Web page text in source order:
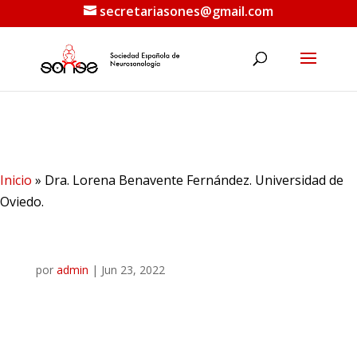
secretariasones@gmail.com
Dra. Lorena Benavente
Inicio » Dra. Lorena Benavente Fernández. Universidad de
Oviedo.
por admin | Jun 23, 2022